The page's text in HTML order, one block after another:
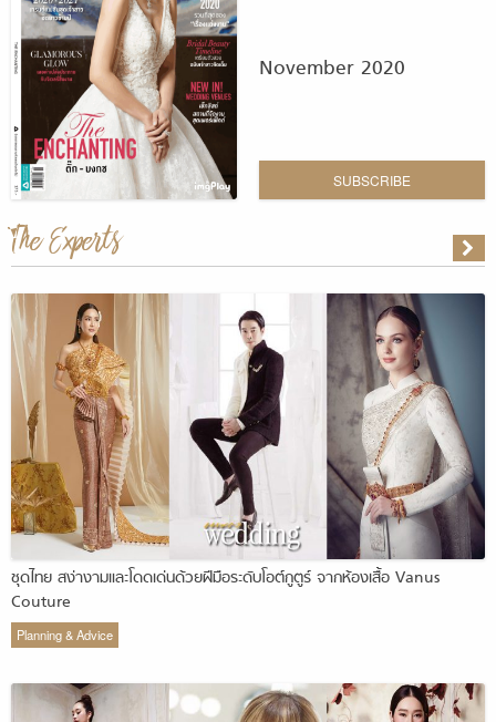
November 2020
SUBSCRIBE
The Experts
ชุดไทย สง่างามและโดดเด่นด้วยฝีมือระดับโอต์กูตูร์ จากห้องเสื้อ Vanus
Couture
Planning & Advice